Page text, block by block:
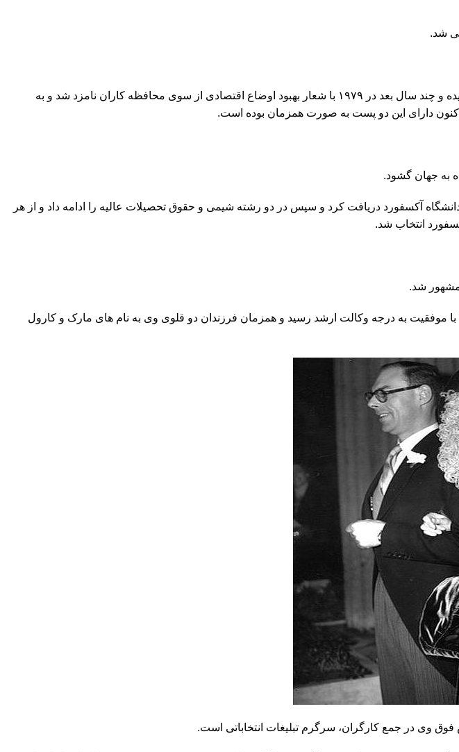
مارگارت هیلدا تاچر رهبر سابق حزب محافظه کار انگلیس بود که در سال ۱۹۷۵ به رهبری این حزب برگزیده و چند سال بعد در ۱۹۷۹ با شعار بهبود اوضاع اقتصادی از سوی محافظه کاران نامزد شد و به
آکسفورد دریافت کرد و سپس در دو رشته شیمی و حقوق تحصیلات عالیه را ادامه داد و از هر
انتخاب شد.
مارگرت تاچر در سال 1951 مدتی را به عنوان کاشناس دادگستری به فعالیت پرداخت. وی در سال ۱۹۵۳ با موفقیت به درجه وکالت ارشد رسید و همزمان فرزندان دو قلوی وی به نام های مارک و کارول